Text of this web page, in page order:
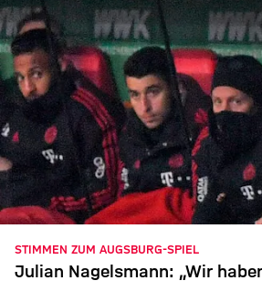
STIMMEN ZUM AUGSBURG-SPIEL
Julian Nagelsmann: „Wir